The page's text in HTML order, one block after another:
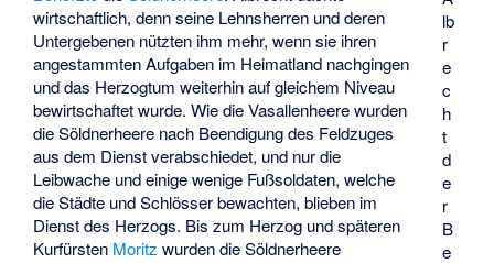
lb
r
e
c
h
t
d
e
r
B
e
wirtschaftlich, denn seine Lehnsherren und deren
Untergebenen nützten ihm mehr, wenn sie ihren
angestammten Aufgaben im Heimatland nachgingen
und das Herzogtum weiterhin auf gleichem Niveau
bewirtschaftet wurde. Wie die Vasallenheere wurden
die Söldnerheere nach Beendigung des Feldzuges
aus dem Dienst verabschiedet, und nur die
Leibwache und einige wenige Fußsoldaten, welche
die Städte und Schlösser bewachten, blieben im
Dienst des Herzogs. Bis zum Herzog und späteren
Kurfürsten Moritz wurden die Söldnerheere